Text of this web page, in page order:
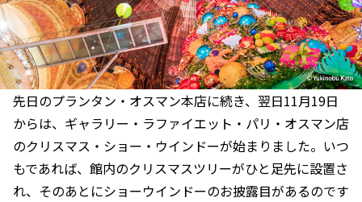
先日のプランタン・オスマン本店に続き、翌日11月19日
からは、ギャラリー・ラファイエット・パリ・オスマン店
のクリスマス・ショー・ウインドーが始まりました。いつ
もであれば、館内のクリスマスツリーがひと足先に設置さ
れ、そのあとにショーウインドーのお披露目があるのです